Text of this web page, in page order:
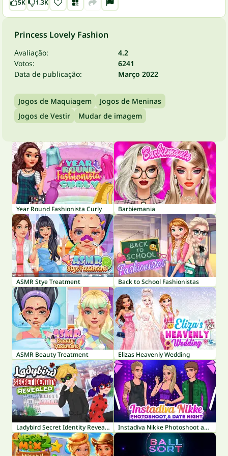
5K 1.3K
Princess Lovely Fashion
Avaliação:
4.2
Votos:
6241
Data de publicação:
Março 2022
Jogos de Maquiagem
Jogos de Meninas
Jogos de Vestir
Mudar de imagem
Year Round Fashionista Curly Barbiemania
ASMR Stye Treatment Back to School Fashionistas
ASMR Beauty Treatment Elizas Heavenly Wedding
Ladybird Secret Identity Revealed Instadiva Nikke Photoshoot and Date Night